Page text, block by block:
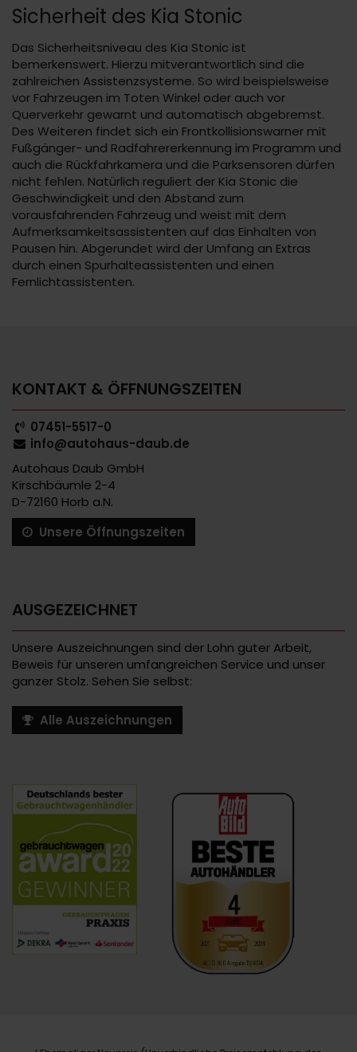
Sicherheit des Kia Stonic
Das Sicherheitsniveau des Kia Stonic ist
bemerkenswert. Hierzu mitverantwortlich sind die
zahlreichen Assistenzsysteme. So wird beispielsweise
vor Fahrzeugen im Toten Winkel oder auch vor
Querverkehr gewarnt und automatisch abgebremst.
Des Weiteren findet sich ein Frontkollisionswarner mit
Fußgänger- und Radfahrererkennung im Programm und
auch die Rückfahrkamera und die Parksensoren dürfen
nicht fehlen. Natürlich reguliert der Kia Stonic die
Geschwindigkeit und den Abstand zum
vorausfahrenden Fahrzeug und weist mit dem
Aufmerksamkeitsassistenten auf das Einhalten von
Pausen hin. Abgerundet wird der Umfang an Extras
durch einen Spurhalteassistenten und einen
Fernlichtassistenten.
KONTAKT & ÖFFNUNGSZEITEN
07451-5517-0
info@autohaus-daub.de
Autohaus Daub GmbH
Kirschbäumle 2-4
D-72160 Horb a.N.
Unsere Öffnungszeiten
AUSGEZEICHNET
Unsere Auszeichnungen sind der Lohn guter Arbeit,
Beweis für unseren umfangreichen Service und unser
ganzer Stolz. Sehen Sie selbst:
Alle Auszeichnungen